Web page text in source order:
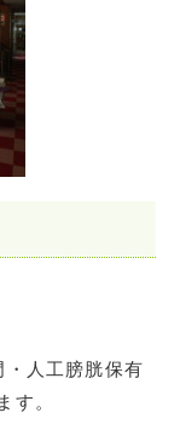
人工膀胱保有
す。